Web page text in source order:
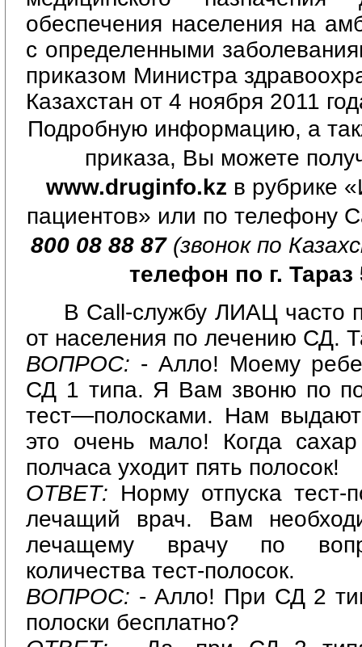
обеспечения населения на
с определенными
приказом Министра
Казахстан от 4 ноября 2011
Подробную информацию, а
приказа, Вы можете
www.druginfo.kz в рубрике
пациентов» или по телефону
800 08 88 87 (звонок по
телефон по г. Тараз
В Call-службу ЛИАЦ часто
от населения по лечению СД.
ВОПРОС: - Алло! Моему
СД 1 типа. Я Вам звоню по
тест—полосками. Нам
это очень мало! Когда
полчаса уходит пять полосок!
ОТВЕТ: Норму отпуска тест-
лечащий врач. Вам
лечащему врачу по
количества тест-полосок.
ВОПРОС: - Алло! При СД 2
полоски бесплатно?